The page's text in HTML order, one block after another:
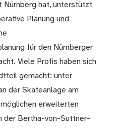
Nürnberg hat, unterstützt
Planung und
für den Nürnberger
Viele Profis haben sich
gemacht: unter
der Skateanlage am
erweiterten
der Bertha-von-Suttner-